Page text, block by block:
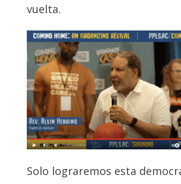
vuelta.
Solo lograremos esta